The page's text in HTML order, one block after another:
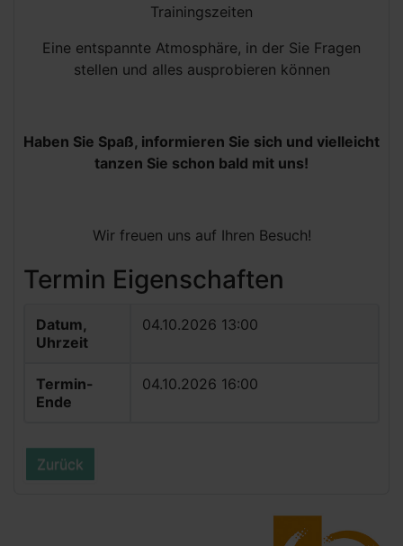
Trainingszeiten
Eine entspannte Atmosphäre, in der Sie Fragen
stellen und alles ausprobieren können
Haben Sie Spaß, informieren Sie sich und vielleicht
tanzen Sie schon bald mit uns!
Wir freuen uns auf Ihren Besuch!
Termin Eigenschaften
Datum,
Uhrzeit
04.10.2026 13:00
Termin-
Ende
04.10.2026 16:00
Zurück